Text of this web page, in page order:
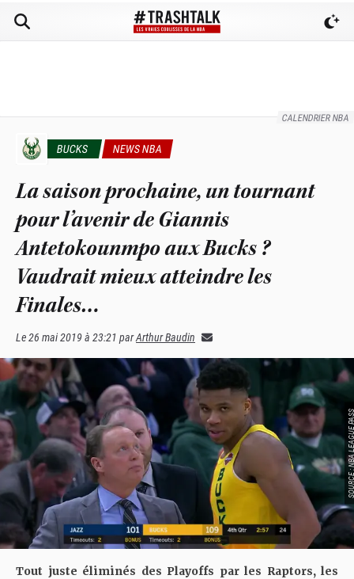
CALENDRIER NBA
BUCKS NEWS NBA
La saison prochaine, un tournant
pour l’avenir de Giannis
Antetokounmpo aux Bucks ?
Vaudrait mieux atteindre les
Finales…
Le26 mai 2019 à 23:21 parArthur Baudin
SOURCE :
Tout juste éliminés des Playoffs par les Raptors, les